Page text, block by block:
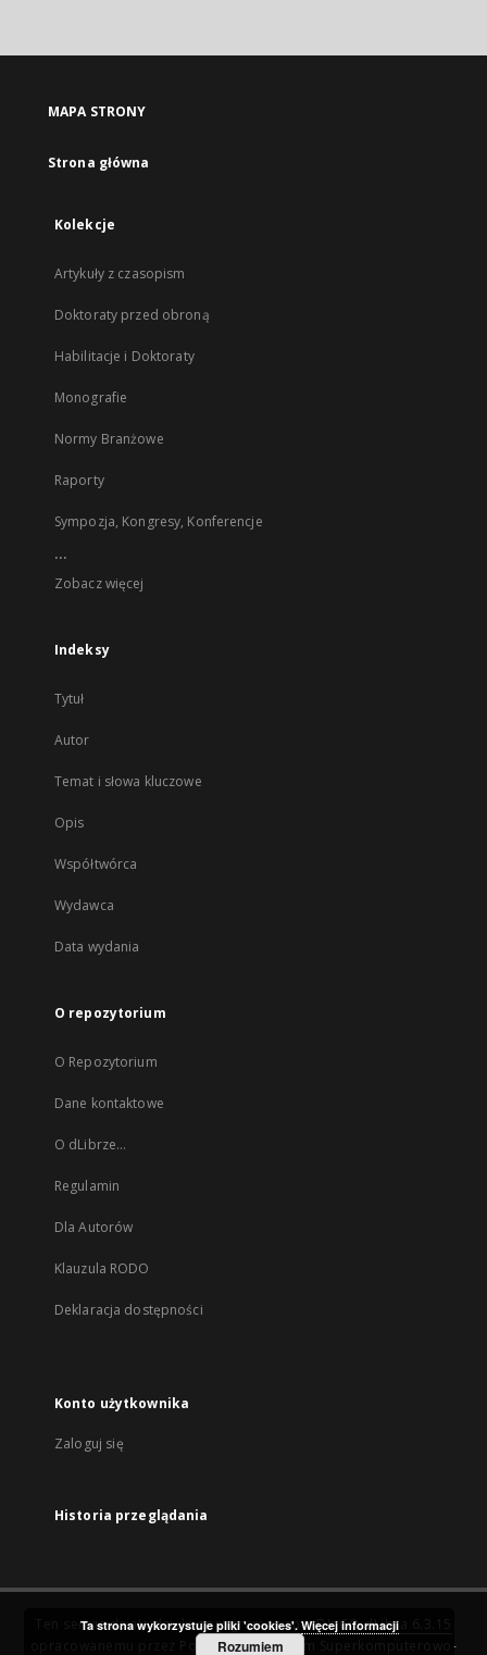
MAPA STRONY
Strona główna
Kolekcje
Artykuły z czasopism
Doktoraty przed obroną
Habilitacje i Doktoraty
Monografie
Normy Branżowe
Raporty
Sympozja, Kongresy, Konferencje
...
Zobacz więcej
Indeksy
Tytuł
Autor
Temat i słowa kluczowe
Opis
Współtwórca
Wydawca
Data wydania
O repozytorium
O Repozytorium
Dane kontaktowe
O dLibrze...
Regulamin
Dla Autorów
Klauzula RODO
Deklaracja dostępności
Konto użytkownika
Zaloguj się
Historia przeglądania
Ten serwis działa dzięki oprogramowaniuDInGO dLibra 6.3.15
Poznańskie Centrum Superkomputerowo-
Ta strona wykorzystuje pliki 'cookies'. Więcej informacji
Rozumiem